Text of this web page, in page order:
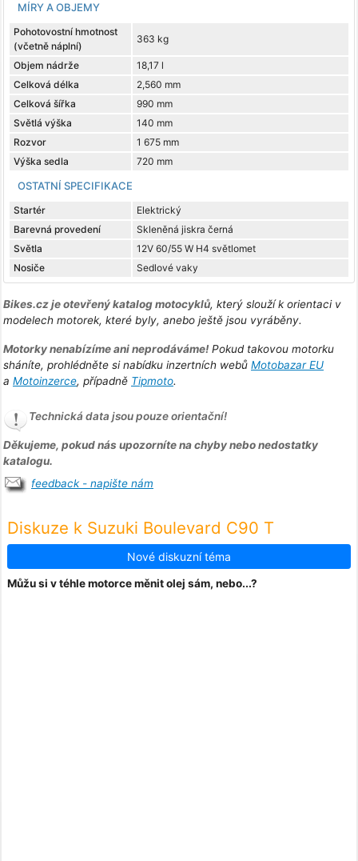
MÍRY A OBJEMY
Pohotovostní hmotnost
(včetně náplní)
363 kg
Objem nádrže
18,17 l
Celková délka
2,560 mm
Celková šířka
990 mm
Světlá výška
140 mm
Rozvor
1 675 mm
Výška sedla
720 mm
OSTATNÍ SPECIFIKACE
Startér
Elektrický
Barevná provedení
Skleněná jiskra černá
Světla
12V 60/55 W H4 světlomet
Nosiče
Sedlové vaky
Bikes.cz je otevřený katalog motocyklů, který slouží k orientaci v
modelech motorek, které byly, anebo ještě jsou vyráběny.
Motorky nenabízíme ani neprodáváme!Pokud takovou motorku
sháníte, prohlédněte si nabídku inzertních webů Motobazar EU
a Motoinzerce, případně Tipmoto.
Technická data jsou pouze orientační!
Děkujeme, pokud nás upozorníte na chyby nebo nedostatky
katalogu.
feedback - napište nám
Diskuze k Suzuki Boulevard C90 T
Nové diskuzní téma
Můžu si v téhle motorce měnit olej sám, nebo...?